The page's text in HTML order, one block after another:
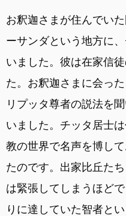
お釈迦さまが住んでい
ーサンダという地方に
いました。彼は在家信
た。お釈迦さまに会っ
リプッタ尊者の説法を
いました。チッタ居士
教の世界で名声を博し
たのです。出家比丘た
は緊張してしまうほど
りに達していた智者と